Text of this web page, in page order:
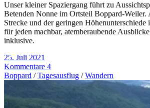
Unser kleiner Spaziergang führt zu
Betenden Nonne im Ortsteil Boppard-Weiler.
Strecke und der geringen Höhenunterschiede
für jeden machbar, atemberaubende
inklusive.
25. Juli 2021
Kommentare 4
Boppard /Tagesausflug /Wandern